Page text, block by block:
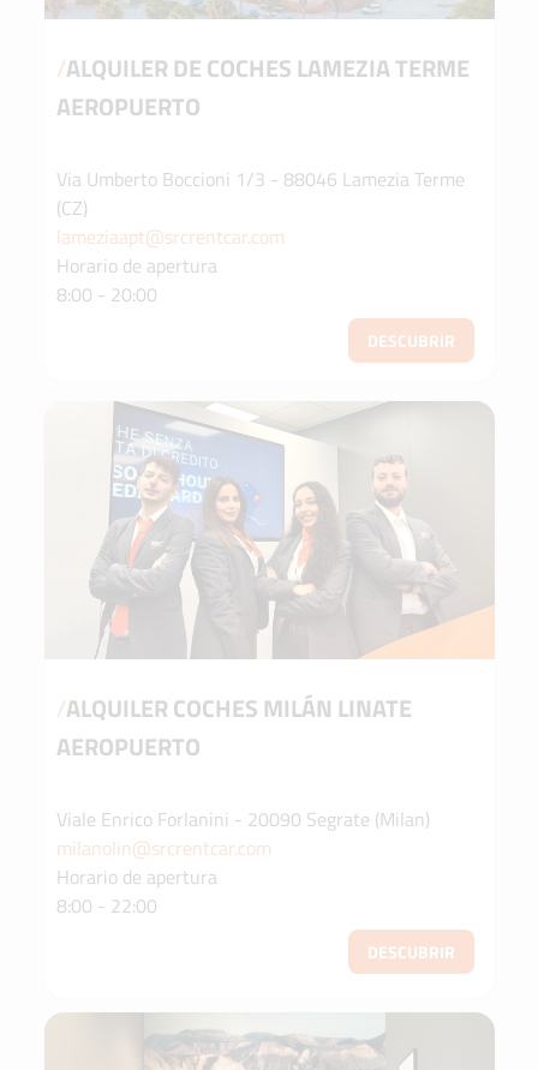
/ALQUILER DE COCHES LAMEZIA TERME
AEROPUERTO
Via Umberto Boccioni 1/3 - 88046 Lamezia Terme
(CZ)
lameziaapt@srcrentcar.com
Horario de apertura
8:00 - 20:00
DESCUBRIR
/ALQUILER COCHES MILÁN LINATE
AEROPUERTO
Viale Enrico Forlanini - 20090 Segrate (Milan)
milanolin@srcrentcar.com
Horario de apertura
8:00 - 22:00
DESCUBRIR